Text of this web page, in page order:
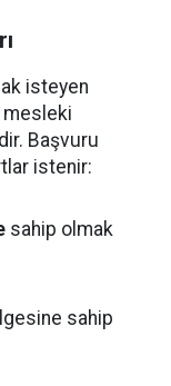
isteyen
mesleki
Başvuru
istenir:
sahip olmak
sahip